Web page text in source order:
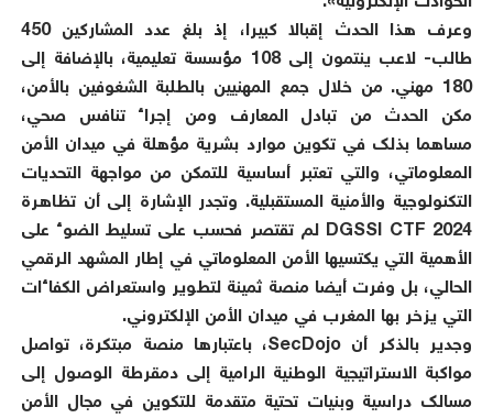
وعرف هذا الحدث إقبالا كبيرا، إذ بلغ عدد المشاركين 450
طالب- لاعب ينتمون إلى 108 مؤسسة تعليمية، بالإضافة إلى
180 مهني. من خلال جمع المهنيين بالطلبة الشغوفين بالأمن،
مكن الحدث من تبادل المعارف ومن إجراء تنافس صحي،
مساهما بذلك في تكوين موارد بشرية مؤهلة في ميدان الأمن
المعلوماتي، والتي تعتبر أساسية للتمكن من مواجهة التحديات
التكنولوجية والأمنية المستقبلية. وتجدر الإشارة إلى أن تظاهرة
DGSSI CTF 2024 لم تقتصر فحسب على تسليط الضوء على
الأهمية التي يكتسيها الأمن المعلوماتي في إطار المشهد الرقمي
الحالي، بل وفرت أيضا منصة ثمينة لتطوير واستعراض الكفاءات
التي يزخر بها المغرب في ميدان الأمن الإلكتروني.
وجدير بالذكر أن SecDojo، باعتبارها منصة مبتكرة، تواصل
مواكبة الاستراتيجية الوطنية الرامية إلى دمقرطة الوصول إلى
مسالك دراسية وبنيات تحتية متقدمة للتكوين في مجال الأمن